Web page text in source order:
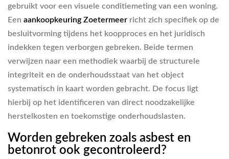
gebruikt voor een visuele conditiemeting van een woning.
Een aankoopkeuring Zoetermeer richt zich specifiek op de
besluitvorming tijdens het koopproces en het juridisch
indekken tegen verborgen gebreken. Beide termen
verwijzen naar een methodiek waarbij de structurele
integriteit en de onderhoudsstaat van het object
systematisch in kaart worden gebracht. De focus ligt
hierbij op het identificeren van direct noodzakelijke
herstelkosten en toekomstige onderhoudslasten.
Worden gebreken zoals asbest en
betonrot ook gecontroleerd?